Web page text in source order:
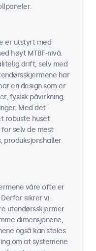
er utstyrt med
høyt MTBF-nivå.
drift, selv med
har
en design som er
fysisk påvirkning,
Med det
robuste huset
selv de mest
produksjonshaller
våre ofte er
sikrer vi
utendørsskjermer
dimensjonene,
også kan stoles
om at systemene